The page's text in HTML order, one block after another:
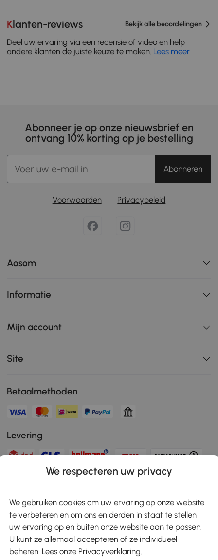
Klanten-reviews Bekijk alle beoordelingen
Deel uw ervaring via een recensie of video en help
andere klanten de juiste keuze te maken. Lees meer.
Abonneer je op onze nieuwsbrief en
ontvang 10% korting op je bestelling
Abonneren
Voorwaarden Privacybeleid
Aosom
Informatie
Mijn account
Site
Betaalmethoden
Levering
Veilige betaling
Download de app en ontvang 10% korting!
Google Play
We respecteren uw privacy
We gebruiken cookies om uw ervaring op onze website
te verbeteren en om ons en derden in staat te stellen
uw ervaring op en buiten onze website aan te passen.
U kunt ze allemaal accepteren of ze individueel
beheren. Lees onze Privacyverklaring.